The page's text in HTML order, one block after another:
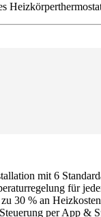
mit 6
für
30 % an Heizkosten
per App &